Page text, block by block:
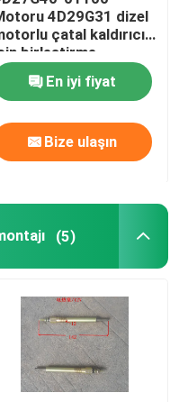
4D29G31 dizel
çatal kaldırıcı
birleştirme
En iyi fiyat
Bize ulaşın
(5)